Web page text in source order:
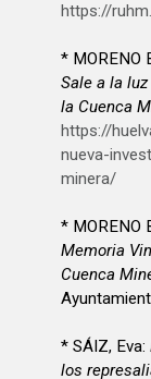
https://
* MORENO
Sale a la
la Cuenca
https://
nueva-
minera/
* MORENO
Memoria
Cuenca
* SÁIZ, Eva:
los